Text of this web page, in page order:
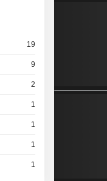
19
9
2
1
1
1
1